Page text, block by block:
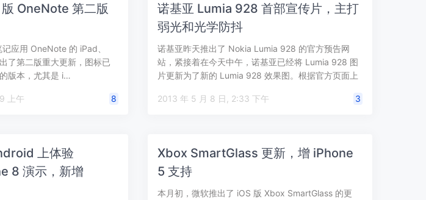
OneNote 第二版
应用 OneNote 的 iPad、
了第二版重大更新，图标已
版本，尤其是 i…
2 日, 9:09 上午 8
诺基亚 Lumia 928 首部宣传片，主打
弱光和光学防抖
诺基亚昨天推出了 Nokia Lumia 928 的官方预告网
站，紧接着在今天中午，诺基亚已经将 Lumia 928 图
片更新为了新的 Lumia 928 效果图。根据官方页面上
2013 年 5 月 8 日, 2:33 下午
3
上体验
8 演示，新增
Xbox SmartGlass 更新，增 iPhone
5 支持
本月初，微软推出了 iOS 版 Xbox SmartGlass 的更